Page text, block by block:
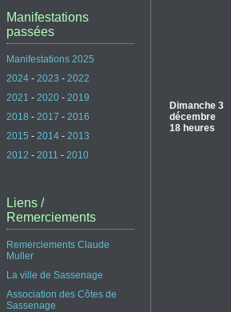
Dimanche 3
décembre
18 heures
Manifestations
passées
Manifestations 2025
2024 - 2023 - 2022
2021 - 2020 - 2019
2018 - 2017 - 2016
2015 - 2014 - 2013
2012 - 2011 - 2010
Liens /
Remerciements
Remerciements Claude
Muller
La ville de Sassenage
Association des Côtes de
Sassenage